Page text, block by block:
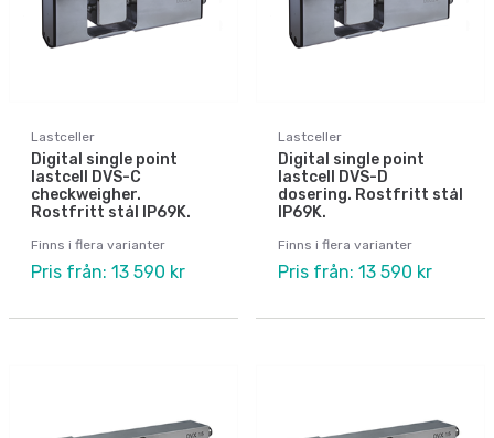
Lastceller
Digital single point
lastcell DVS-C
checkweigher.
Rostfritt stål IP69K.
Finns i flera varianter
Pris från: 13 590 kr
Lastceller
Digital single point
lastcell DVS-D
dosering. Rostfritt stål
IP69K.
Finns i flera varianter
Pris från: 13 590 kr